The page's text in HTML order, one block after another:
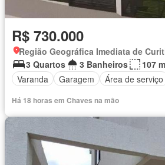
R$ 730.000
3 Quartos
3 Banheiros
107
Varanda
Garagem Área de serviço
Há 18 horas em Chaves na mão